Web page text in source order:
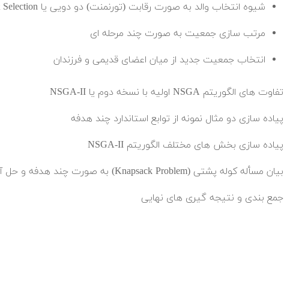
شیوه انتخاب والد به صورت رقابت (تورنمنت) دو دویی یا Binary Tournament Selection
مرتب سازی جمعیت به صورت چند مرحله ای
انتخاب جمعیت جدید از میان اعضای قدیمی و فرزندان
تفاوت های الگوریتم NSGA اولیه با نسخه دوم یا NSGA-II
پیاده سازی دو مثال نمونه از توابع استاندارد چند هدفه
پیاده سازی بخش های مختلف الگوریتم NSGA-II
بیان مسأله کوله پشتی (Knapsack Problem) به صورت چند هدفه و حل آن به صورت چند هدفه
جمع بندی و نتیجه گیری های نهایی